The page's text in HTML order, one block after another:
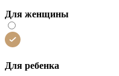
Для женщины
Для ребенка